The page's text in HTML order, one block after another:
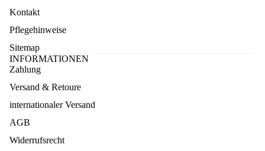
Kontakt
Pflegehinweise
Sitemap
INFORMATIONEN
Zahlung
Versand & Retoure
internationaler Versand
AGB
Widerrufsrecht